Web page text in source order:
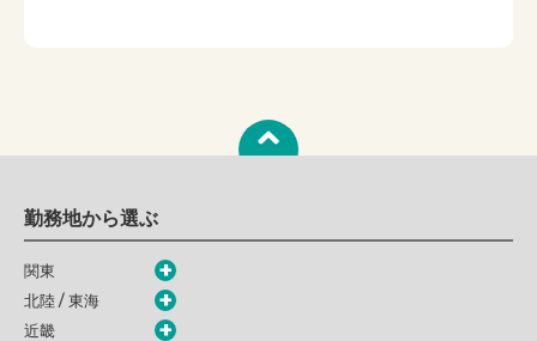
勤務地から選ぶ
関東
北陸 / 東海
近畿